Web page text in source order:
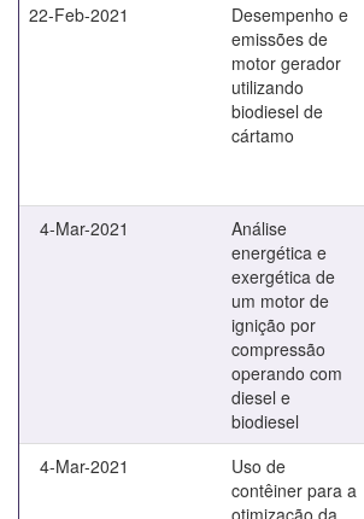
22-Feb-2021
Desempenho e
emissões de
motor gerador
utilizando
biodiesel de
cártamo
4-Mar-2021
Análise
energética e
exergética de
um motor de
ignição por
compressão
operando com
diesel e
biodiesel
4-Mar-2021
Uso de
contêiner para a
otimização da